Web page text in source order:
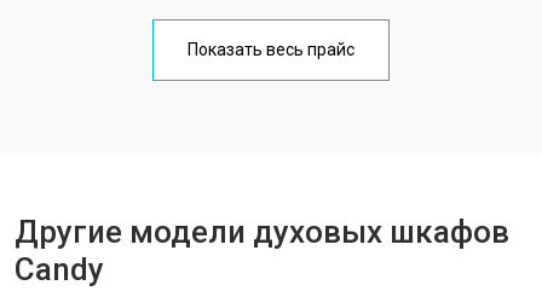
Показать весь прайс
Другие модели духовых шкафов
Candy